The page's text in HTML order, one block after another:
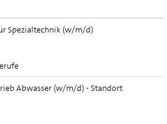
Spezialtechnik (w/m/d)
Abwasser (w/m/d) - Standort